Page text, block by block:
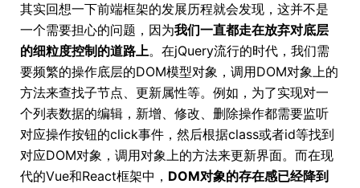
其实回想一下前端框架的发展历程就会发现，这并不是
一个需要担心的问题，因为我们一直都走在放弃对底层
的细粒度控制的道路上。在jQuery流行的时代，我们需
要频繁的操作底层的DOM模型对象，调用DOM对象上的
方法来查找子节点、更新属性等。例如，为了实现对一
个列表数据的编辑，新增、修改、删除操作都需要监听
对应操作按钮的click事件，然后根据class或者id等找到
对应DOM对象，调用对象上的方法来更新界面。而在现
代的Vue和React框架中， DOM对象的存在感已经降到